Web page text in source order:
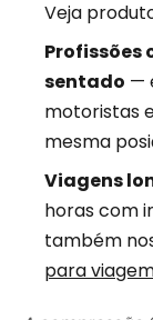
Veja
Profissões
sentado —
motoristas
mesma
Viagens
horas com
também
para